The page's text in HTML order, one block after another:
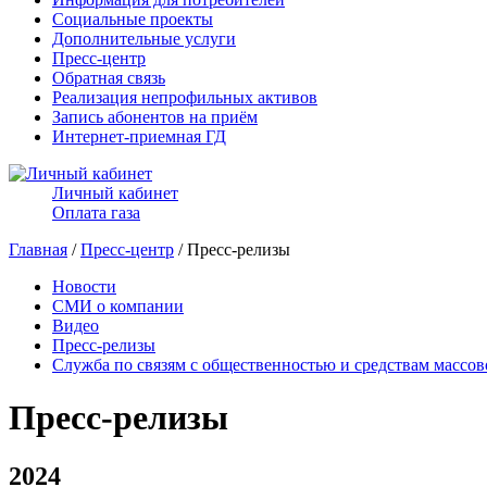
Социальные проекты
Дополнительные услуги
Пресс-центр
Обратная связь
Реализация непрофильных активов
Запись абонентов на приём
Интернет-приемная ГД
Личный кабинет
Оплата газа
Главная /Пресс-центр / Пресс-релизы
Новости
СМИ о компании
Видео
Пресс-релизы
Служба по связям с общественностью и средствам
Пресс-релизы
2024